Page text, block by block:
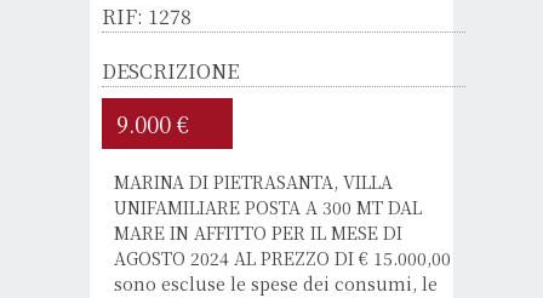
RIF: 1278
DESCRIZIONE
9.000 €
MARINA DI PIETRASANTA, VILLA
UNIFAMILIARE POSTA A 300 MT DAL
MARE IN AFFITTO PER IL MESE DI
AGOSTO 2024 AL PREZZO DI € 15.000,00
sono escluse le spese dei consumi, le